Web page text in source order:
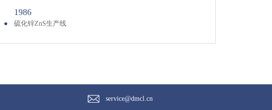
1986
硫化锌ZnS生产线
service@dmcl.cn